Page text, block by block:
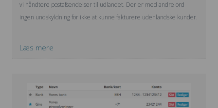
vi håndtere postafsendelser til udlandet. Der er med andre ord
ingen undskyldning for ikke at kunne fakturere udenlandske kunder.
Læs mere